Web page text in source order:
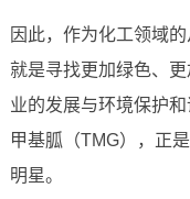
因此，作为化工领域
就是寻找更加绿色、
业的发展与环境保护
甲基胍（TMG），正
明星。